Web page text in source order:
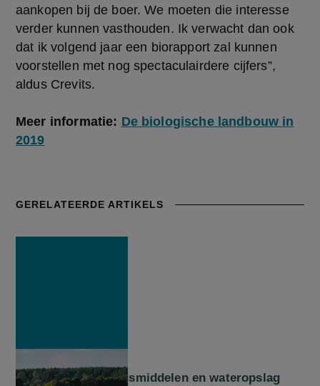
aankopen bij de boer. We moeten die interesse
verder kunnen vasthouden. Ik verwacht dan ook
dat ik volgend jaar een biorapport zal kunnen
voorstellen met nog spectaculairdere cijfers”,
aldus Crevits.
Meer informatie: De biologische landbouw in
2019
GERELATEERDE ARTIKELS
Gewasbeschermingsmiddelen en wateropslag